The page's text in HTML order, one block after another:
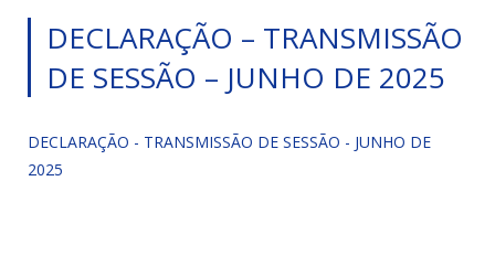
DECLARAÇÃO – TRANSMISSÃO
DE SESSÃO – JUNHO DE 2025
DECLARAÇÃO - TRANSMISSÃO DE SESSÃO - JUNHO DE
2025